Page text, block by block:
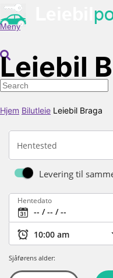
Meny
Leiebil
Hjem Bilutleie Leiebil Braga
Hentested
Levering til
Hentedato
Sjåførens alder: